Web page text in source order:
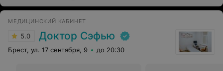
МЕДИЦИНСКИЙ КАБИНЕТ
5.0 Доктор Сэфью
Брест, ул. 17 сентября, 9 до 20:30